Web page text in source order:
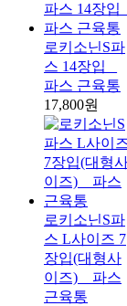
로키소닌S파
스 14장입 _
파스 근육통
17,800원
로키소닌S파
스 L사이즈 7
장입(대형사
이즈) _ 파스
근육통